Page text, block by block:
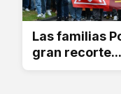
Las familias
gran recorte...